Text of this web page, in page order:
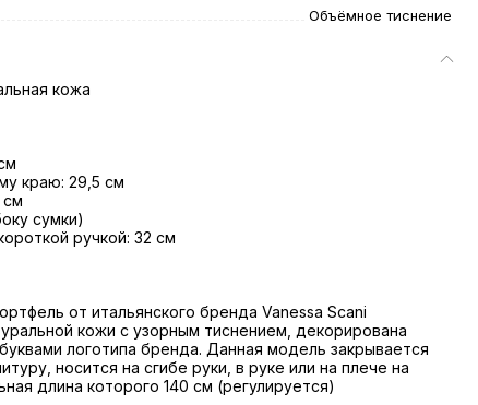
Объёмное тиснение
кожа
краю: 29,5 см
сумки)
ручкой: 32 см
от итальянского бренда Vanessa Scani
кожи с узорным тиснением, декорирована
логотипа бренда. Данная модель закрывается
носится на сгибе руки, в руке или на плече на
длина которого 140 см (регулируется)